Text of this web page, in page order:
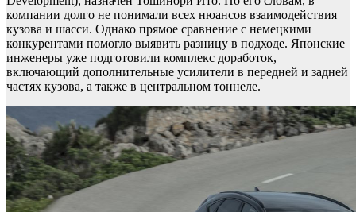
компании долго не понимали всех нюансов взаимодействия
кузова и шасси. Однако прямое сравнение с немецкими
конкурентами помогло выявить разницу в подходе. Японские
инженеры уже подготовили комплекс доработок,
включающий дополнительные усилители в передней и задней
частях кузова, а также в центральном тоннеле.